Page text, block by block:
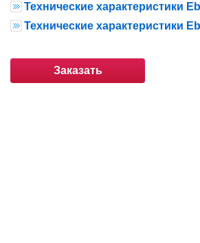
Технические характеристики
Технические характеристики
Заказать